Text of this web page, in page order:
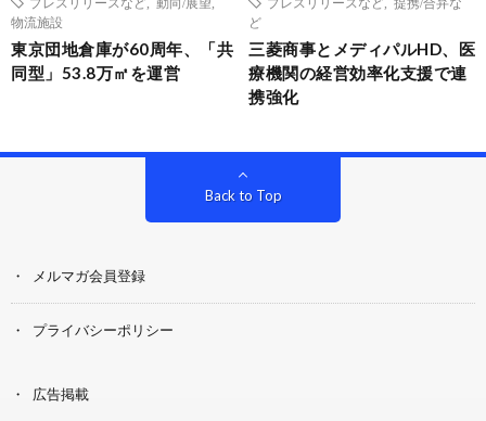
物流施設
東京団地倉庫が60周年、「共
同型」53.8万㎡を運営
ど
三菱商事とメディパルHD、医
療機関の経営効率化支援で連
携強化
Back to Top
メルマガ会員登録
プライバシーポリシー
広告掲載